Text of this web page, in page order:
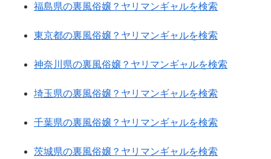
福島県の裏風俗嬢？ヤリマンギャルを検索
東京都の裏風俗嬢？ヤリマンギャルを検索
神奈川県の裏風俗嬢？ヤリマンギャルを検索
埼玉県の裏風俗嬢？ヤリマンギャルを検索
千葉県の裏風俗嬢？ヤリマンギャルを検索
茨城県の裏風俗嬢？ヤリマンギャルを検索